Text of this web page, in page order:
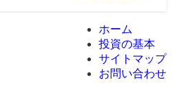
ホーム
投資の基本
サイトマップ
お問い合わせ